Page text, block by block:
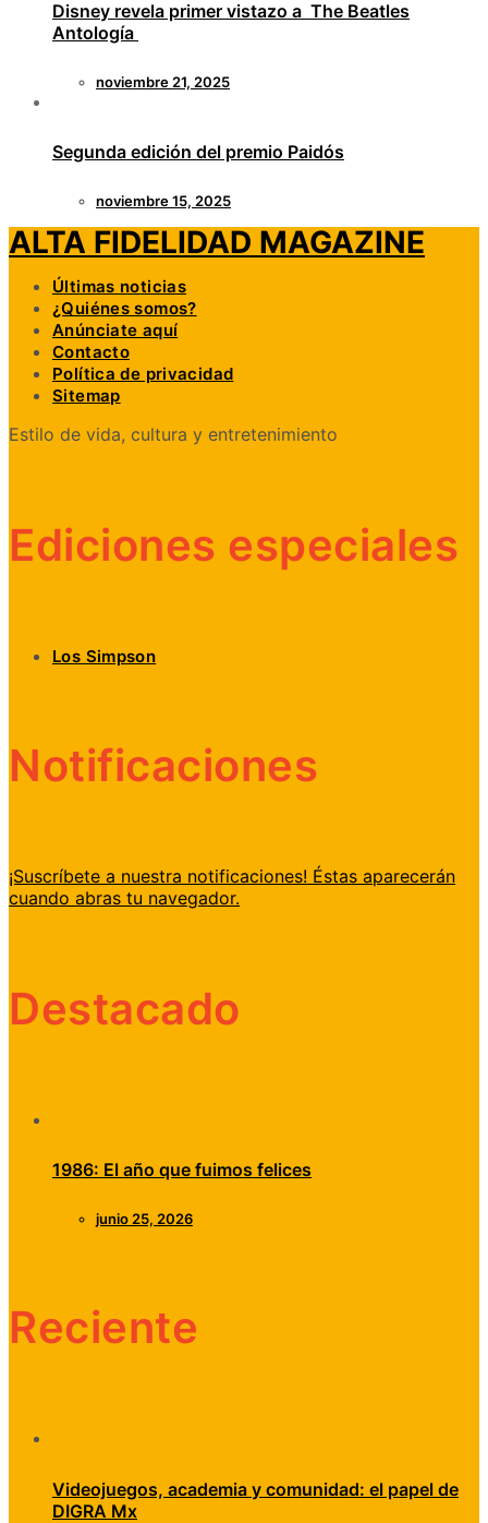
Disney revela primer vistazo a The Beatles
Antología
noviembre 21, 2025
Segunda edición del premio Paidós
noviembre 15, 2025
ALTA FIDELIDAD MAGAZINE
Últimas noticias
¿Quiénes somos?
Anúnciate aquí
Contacto
Política de privacidad
Sitemap
Estilo de vida, cultura y entretenimiento
Ediciones especiales
Los Simpson
Notificaciones
¡Suscríbete a nuestra notificaciones! Éstas aparecerán
cuando abras tu navegador.
Destacado
1986: El año que fuimos felices
junio 25, 2026
Reciente
Videojuegos, academia y comunidad: el papel de
DIGRA Mx